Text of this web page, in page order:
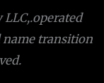
name transition